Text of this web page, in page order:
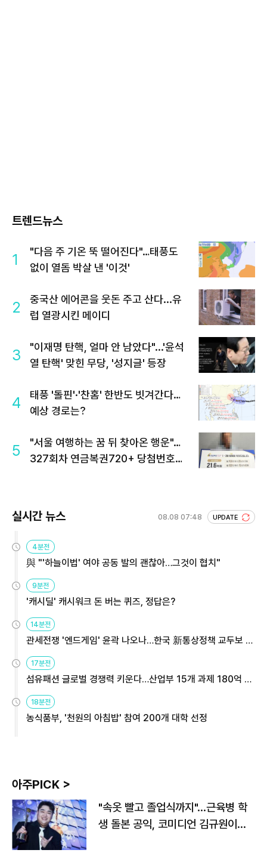
트렌드뉴스
1
"다음 주 기온 뚝 떨어진다"…태풍도
없이 열돔 박살 낸 '이것'
2
중국산 에어콘을 웃돈 주고 산다...유
럽 열광시킨 메이디
3
"이재명 탄핵, 얼마 안 남았다"...'윤석
열 탄핵' 맞힌 무당, '성지글' 등장
4
태풍 '돌핀'·'찬홈' 한반도 빗겨간다…
예상 경로는?
5
"서울 여행하는 꿈 뒤 찾아온 행운"…
327회차 연금복권720+ 당첨번호조
실시간 뉴스 08.08 07:48 UPDATE
4분전
與 "'하늘이법' 여야 공동 발의 괜찮아…그것이 협치"
9분전
'캐시딜' 캐시워크 돈 버는 퀴즈, 정답은?
14분전
관세전쟁 '엔드게임' 윤곽 나오나…한국 新통상정책 교두보 활
용해야
17분전
섬유패션 글로벌 경쟁력 키운다…산업부 15개 과제 180억 지
원
18분전
농식품부, '천원의 아침밥' 참여 200개 대학 선정
아주PICK >
"속옷 빨고 졸업식까지"…근육병 학
생 돌본 공익, 코미디언 김규원이었